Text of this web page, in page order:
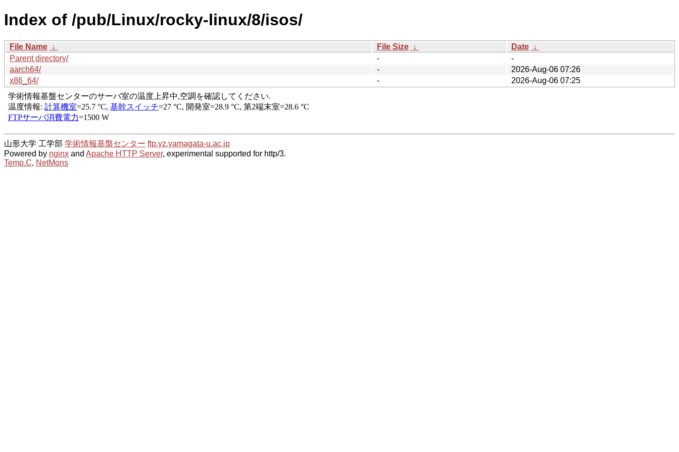
Index of /pub/Linux/rocky-linux/8/isos/
File Name ↓ File Size ↓ Date ↓
Parent directory/
-
-
aarch64/
-
2026-Aug-06 07:26
x86_64/
- 2026-Aug-06 07:25
山形大学 工学部 学術情報基盤センター ftp.yz.yamagata-u.ac.jp
Powered by nginx and Apache HTTP Server, experimental supported for http/3.
Temp.C, NetMons